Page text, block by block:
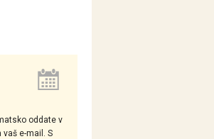
oddate v
e-mail. S